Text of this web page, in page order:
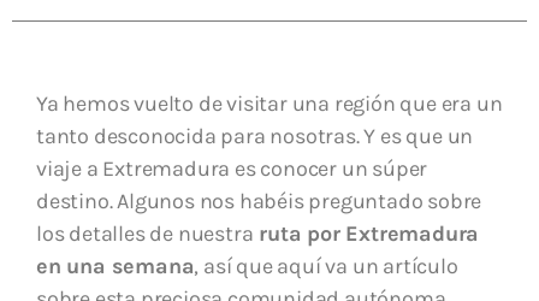
Ya hemos vuelto de visitar una región que era un
tanto desconocida para nosotras. Y es que un
viaje a Extremadura es conocer un súper
destino. Algunos nos habéis preguntado sobre
los detalles de nuestra ruta por Extremadura
en una semana, así que aquí va un artículo